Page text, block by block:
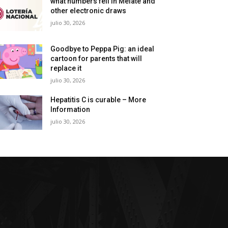
other electronic draws
julio 30, 2026
Goodbye to Peppa Pig: an ideal
cartoon for parents that will
replace it
julio 30, 2026
Hepatitis C is curable – More
Information
julio 30, 2026